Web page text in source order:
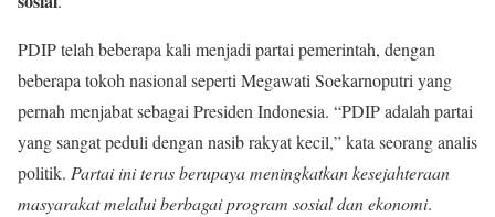
PDIP telah beberapa kali menjadi partai pemerintah, dengan
beberapa tokoh nasional seperti Megawati Soekarnoputri yang
pernah menjabat sebagai Presiden Indonesia. “PDIP adalah partai
yang sangat peduli dengan nasib rakyat kecil,” kata seorang analis
politik. Partai ini terus berupaya meningkatkan kesejahteraan
masyarakat melalui berbagai program sosial dan ekonomi.